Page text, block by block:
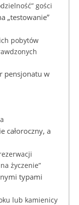
gości
„testowanie”
pobytów
pensjonatu w
całoroczny, a
życzenie”
typami
lub kamienicy